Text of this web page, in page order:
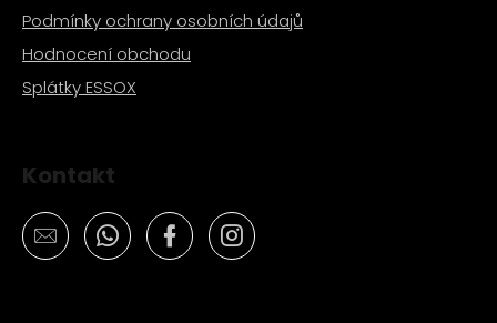
Podmínky ochrany osobních údajů
Hodnocení obchodu
Splátky ESSOX
Kontakt